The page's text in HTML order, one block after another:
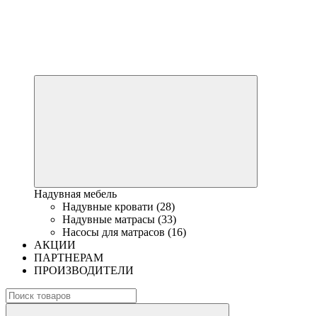
Надувная мебель
Надувные кровати (28)
Надувные матрасы (33)
Насосы для матрасов (16)
АКЦИИ
ПАРТНЕРАМ
ПРОИЗВОДИТЕЛИ